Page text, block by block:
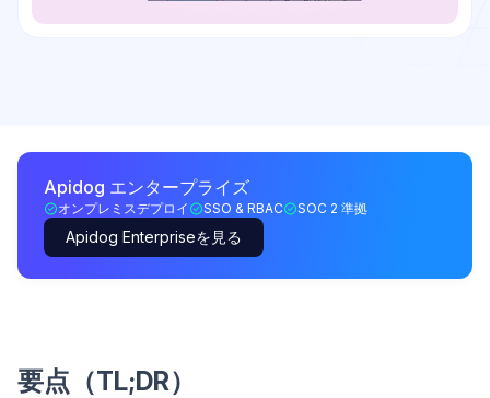
Apidog エンタープライズ
オンプレミスデプロイ SSO & RBAC SOC 2 準拠
Apidog Enterpriseを見る
要点（TL;DR）